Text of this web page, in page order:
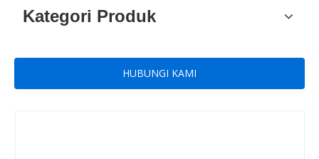
Kategori Produk
HUBUNGI KAMI